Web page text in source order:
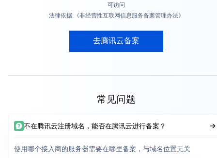
可访问
法律依据:《非经营性互联网信息服务备案管理办法》
去腾讯云备案
常见问题
不在腾讯云注册域名，能否在腾讯云进行备案？
使用哪个接入商的服务器需要在哪里备案，与域名位置无关